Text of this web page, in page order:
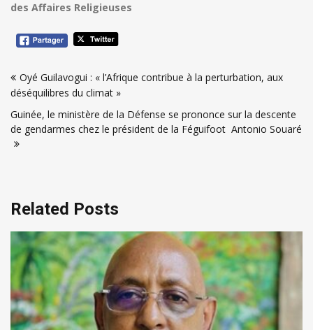
des Affaires Religieuses
de
l’article
Oyé Guilavogui : « l’Afrique contribue à la perturbation, aux
déséquilibres du climat »
Guinée, le ministère de la Défense se prononce sur la descente
de gendarmes chez le président de la Féguifoot Antonio Souaré
Related Posts